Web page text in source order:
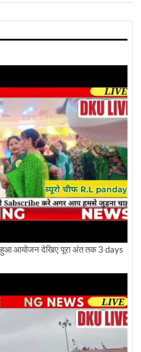
हुआ आयोजन देखिए पूरा अंत तक3 days